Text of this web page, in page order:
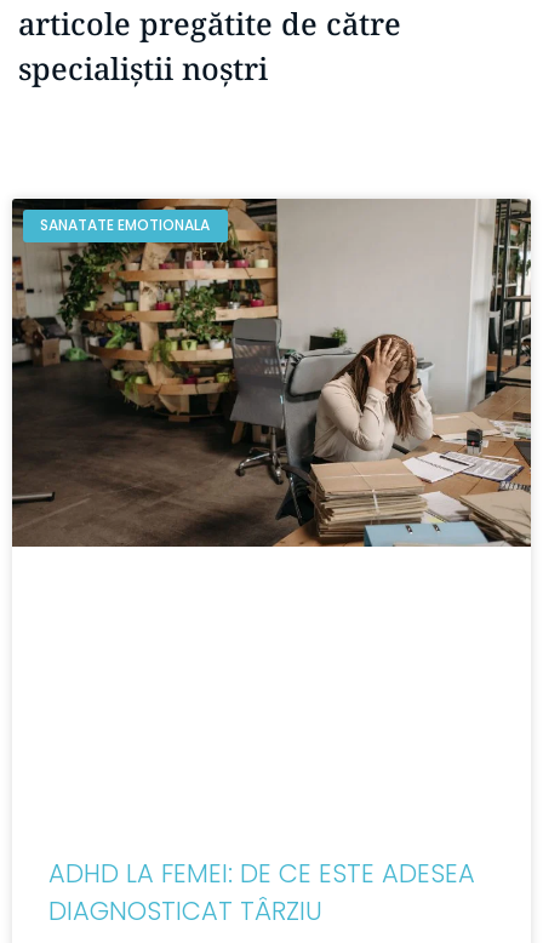
articole pregătite de către
specialiștii noștri
SANATATE EMOTIONALA
ADHD LA FEMEI: DE CE ESTE ADESEA
DIAGNOSTICAT TÂRZIU